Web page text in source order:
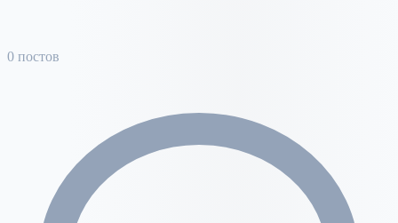
0 постов